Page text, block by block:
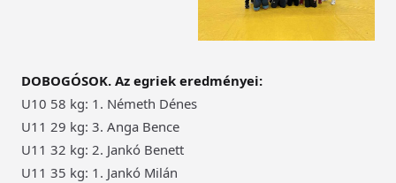
DOBOGÓSOK. Az egriek eredményei:
U10 58 kg: 1. Németh Dénes
U11 29 kg: 3. Anga Bence
U11 32 kg: 2. Jankó Benett
U11 35 kg: 1. Jankó Milán